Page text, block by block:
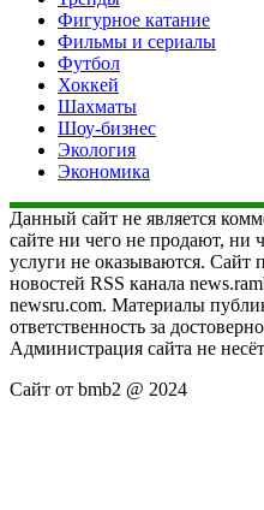
Фигурное катание
Фильмы и сериалы
Футбол
Хоккей
Шахматы
Шоу-бизнес
Экология
Экономика
Данный сайт не является
сайте ни чего не продают, ни
услуги не оказываются. Сайт
новостей RSS канала
newsru.com. Материалы
ответственность за
Администрация сайта не
Сайт от bmb2 @ 2024